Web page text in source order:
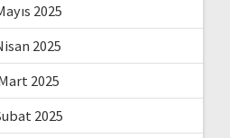
2025
2025
2025
2025